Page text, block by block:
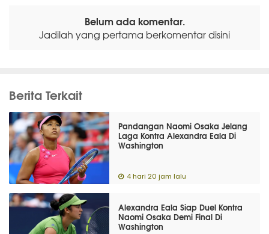
Belum ada komentar.
Jadilah yang pertama berkomentar disini
Berita Terkait
Pandangan Naomi Osaka Jelang
Laga Kontra Alexandra Eala Di
Washington
4 hari 20 jam lalu
Alexandra Eala Siap Duel Kontra
Naomi Osaka Demi Final Di
Washington